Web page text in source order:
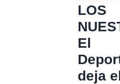
LOS
El
deja